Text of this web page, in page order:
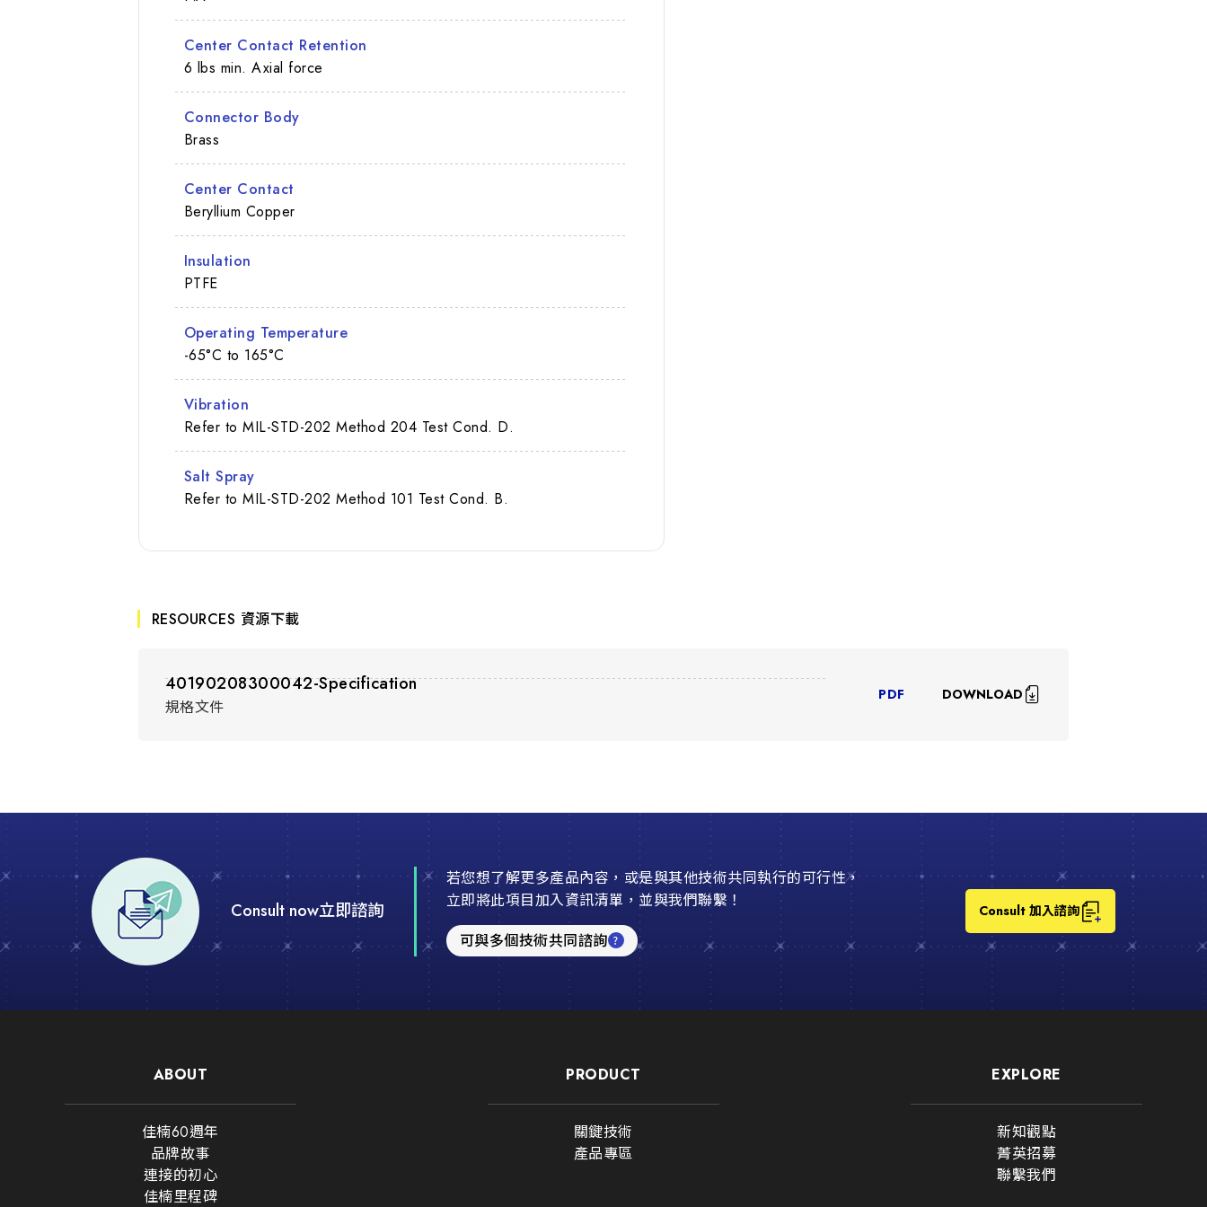
Center Contact Retention
6 lbs min. Axial force
Connector Body
Brass
Center Contact
Beryllium Copper
Insulation
PTFE
Operating Temperature
-65°C to 165°C
Vibration
Refer to MIL-STD-202 Method 204 Test Cond. D.
Salt Spray
Refer to MIL-STD-202 Method 101 Test Cond. B.
RESOURCES 資源下載
40190208300042-Specification
規格文件
PDF DOWNLOAD
Consult now立即諮詢
若您想了解更多產品內容，或是與其他技術共同執行的可行性，
立即將此項目加入資訊清單，並與我們聯繫！
可與多個技術共同諮詢
Consult 加入諮詢
ABOUT
佳楠60週年
品牌故事
連接的初心
佳楠里程碑
PRODUCT
關鍵技術
產品專區
EXPLORE
新知觀點
菁英招募
聯繫我們